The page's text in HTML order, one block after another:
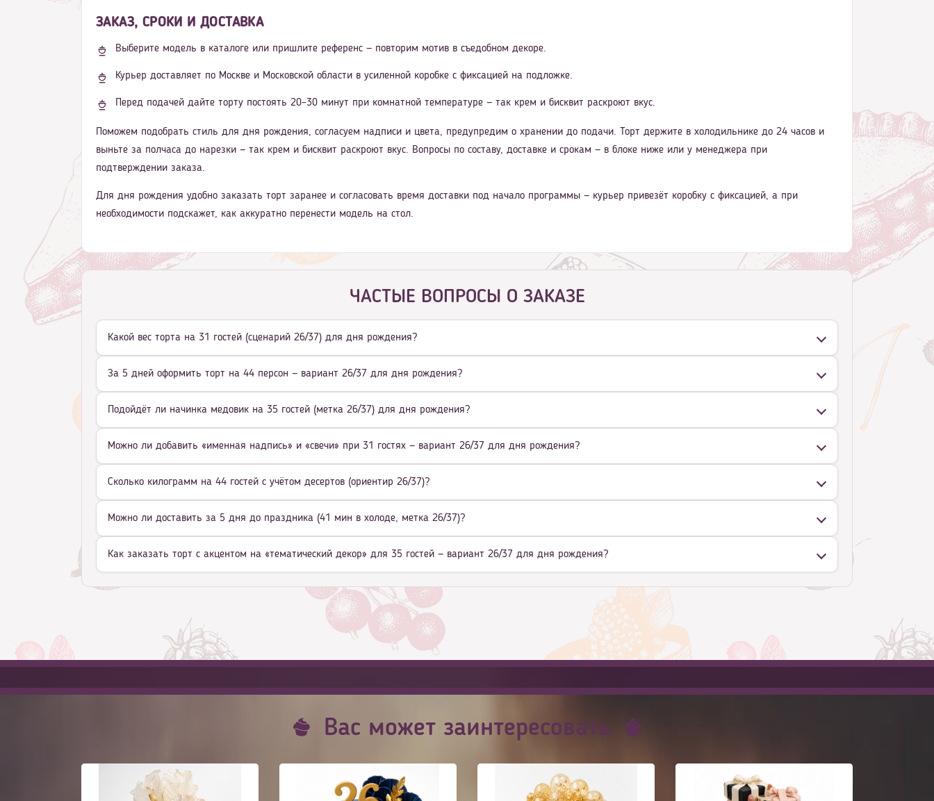
ЗАКАЗ, СРОКИ И ДОСТАВКА
Выберите модель в каталоге или пришлите референс — повторим мотив в съедобном декоре.
Курьер доставляет по Москве и Московской области в усиленной коробке с фиксацией на подложке.
Перед подачей дайте торту постоять 20–30 минут при комнатной температуре — так крем и бисквит раскроют вкус.
Поможем подобрать стиль для дня рождения, согласуем надписи и цвета, предупредим о хранении до подачи. Торт держите в холодильнике до 24 часов и
выньте за полчаса до нарезки — так крем и бисквит раскроют вкус. Вопросы по составу, доставке и срокам — в блоке ниже или у менеджера при
подтверждении заказа.
Для дня рождения удобно заказать торт заранее и согласовать время доставки под начало программы — курьер привезёт коробку с фиксацией, а при
необходимости подскажет, как аккуратно перенести модель на стол.
ЧАСТЫЕ ВОПРОСЫ О ЗАКАЗЕ
Какой вес торта на 31 гостей (сценарий 26/37) для дня рождения?
За 5 дней оформить торт на 44 персон — вариант 26/37 для дня рождения?
Подойдёт ли начинка медовик на 35 гостей (метка 26/37) для дня рождения?
Можно ли добавить «именная надпись» и «свечи» при 31 гостях — вариант 26/37 для дня рождения?
Сколько килограмм на 44 гостей с учётом десертов (ориентир 26/37)?
Можно ли доставить за 5 дня до праздника (41 мин в холоде, метка 26/37)?
Как заказать торт с акцентом на «тематический декор» для 35 гостей — вариант 26/37 для дня рождения?
Вас может заинтересовать